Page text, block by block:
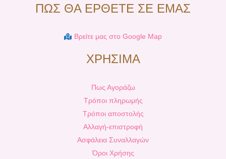
ΠΩΣ ΘΑ ΕΡΘΕΤΕ ΣΕ ΕΜΑΣ
Βρείτε μας στο Google Map
ΧΡΗΣΙΜΑ
Πως Αγοράζω
Τρόποι πληρωμής
Τρόποι αποστολής
Αλλαγή-επιστροφή
Ασφάλεια Συναλλαγών
Όροι Χρήσης